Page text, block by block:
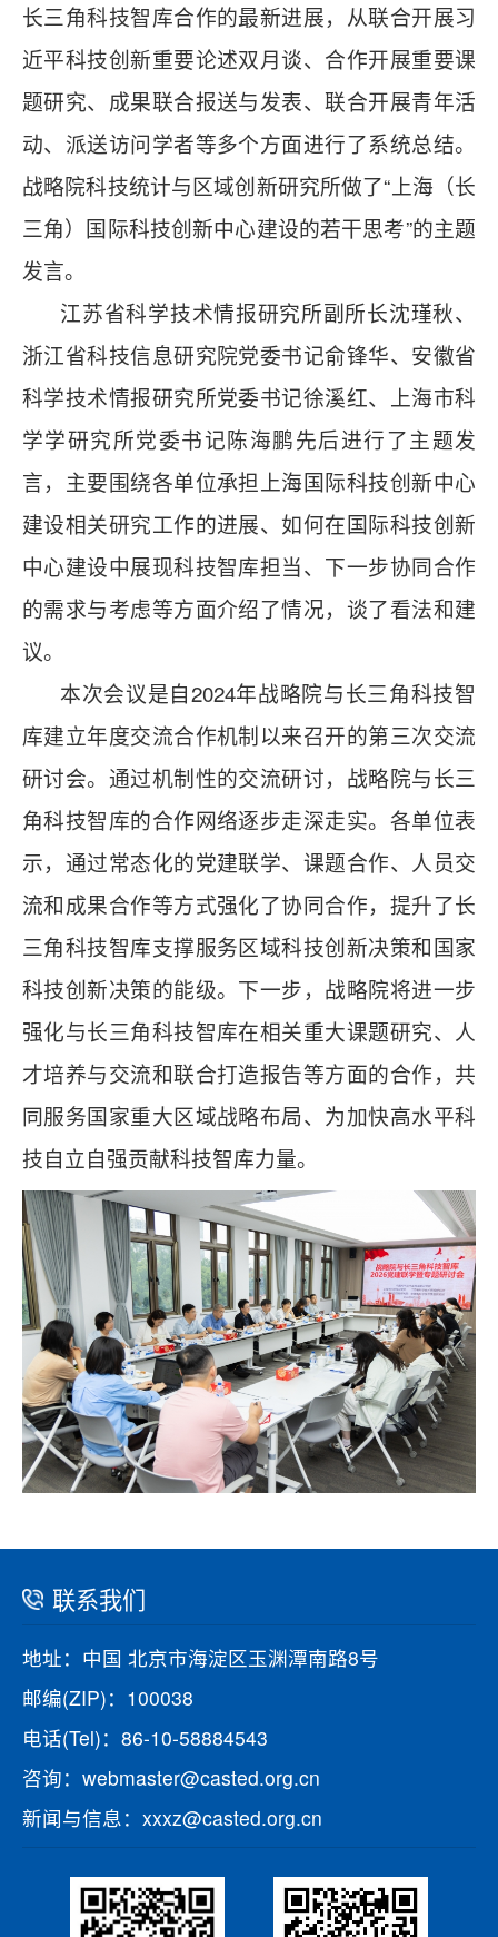
长三角科技智库合作的最新进展，从联合开展习
近平科技创新重要论述双月谈、合作开展重要课
题研究、成果联合报送与发表、联合开展青年活
动、派送访问学者等多个方面进行了系统总结。
战略院科技统计与区域创新研究所做了“上海（长
三角）国际科技创新中心建设的若干思考”的主题
发言。
江苏省科学技术情报研究所副所长沈瑾秋、
浙江省科技信息研究院党委书记俞锋华、安徽省
科学技术情报研究所党委书记徐溪红、上海市科
学学研究所党委书记陈海鹏先后进行了主题发
言，主要围绕各单位承担上海国际科技创新中心
建设相关研究工作的进展、如何在国际科技创新
中心建设中展现科技智库担当、下一步协同合作
的需求与考虑等方面介绍了情况，谈了看法和建
议。
本次会议是自2024年战略院与长三角科技智
库建立年度交流合作机制以来召开的第三次交流
研讨会。通过机制性的交流研讨，战略院与长三
角科技智库的合作网络逐步走深走实。各单位表
示，通过常态化的党建联学、课题合作、人员交
流和成果合作等方式强化了协同合作，提升了长
三角科技智库支撑服务区域科技创新决策和国家
科技创新决策的能级。下一步，战略院将进一步
强化与长三角科技智库在相关重大课题研究、人
才培养与交流和联合打造报告等方面的合作，共
同服务国家重大区域战略布局、为加快高水平科
技自立自强贡献科技智库力量。
联系我们
地址：中国 北京市海淀区玉渊潭南路8号
邮编(ZIP)：100038
电话(Tel)：86-10-58884543
咨询：webmaster@casted.org.cn
新闻与信息：xxxz@casted.org.cn